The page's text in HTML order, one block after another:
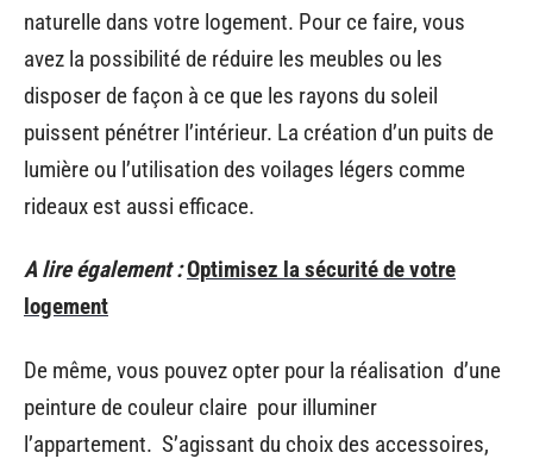
naturelle dans votre logement. Pour ce faire, vous
avez la possibilité de réduire les meubles ou les
disposer de façon à ce que les rayons du soleil
puissent pénétrer l’intérieur. La création d’un puits de
lumière ou l’utilisation des voilages légers comme
rideaux est aussi efficace.
A lire également :Optimisez la sécurité de votre
logement
De même, vous pouvez opter pour la réalisation d’une
peinture de couleur claire pour illuminer
l’appartement. S’agissant du choix des accessoires,